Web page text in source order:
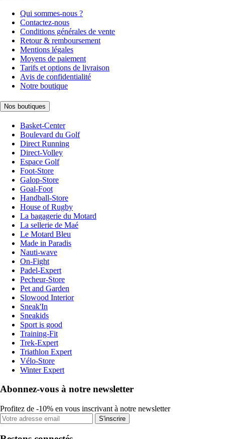
Qui sommes-nous ?
Contactez-nous
Conditions générales de vente
Retour & remboursement
Mentions légales
Moyens de paiement
Tarifs et options de livraison
Avis de confidentialité
Notre boutique
Nos boutiques
Basket-Center
Boulevard du Golf
Direct Running
Direct-Volley
Espace Golf
Foot-Store
Galop-Store
Goal-Foot
Handball-Store
House of Rugby
La bagagerie du Motard
La sellerie de Maé
Le Motard Bleu
Made in Paradis
Nauti-wave
On-Fight
Padel-Expert
Pecheur-Store
Pet and Garden
Slowood Interior
Sneak'In
Sneakids
Sport is good
Training-Fit
Trek-Expert
Triathlon Expert
Vélo-Store
Winter Expert
Abonnez-vous à notre newsletter
Profitez de -10% en vous inscrivant à notre newsletter
S'inscrire